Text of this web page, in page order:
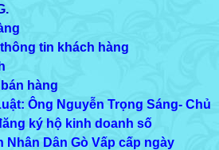
tin khách hàng
hàng
Ông Nguyễn Trọng Sáng- Chủ
ký hộ kinh doanh số
Nhân Dân Gò Vấp cấp ngày